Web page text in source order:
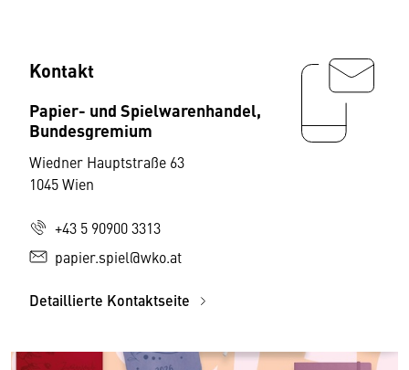
Kontakt
Papier- und Spielwarenhandel,
Bundesgremium
Wiedner Hauptstraße 63
1045 Wien
+43 5 90900 3313
papier.spiel@wko.at
Detaillierte Kontaktseite